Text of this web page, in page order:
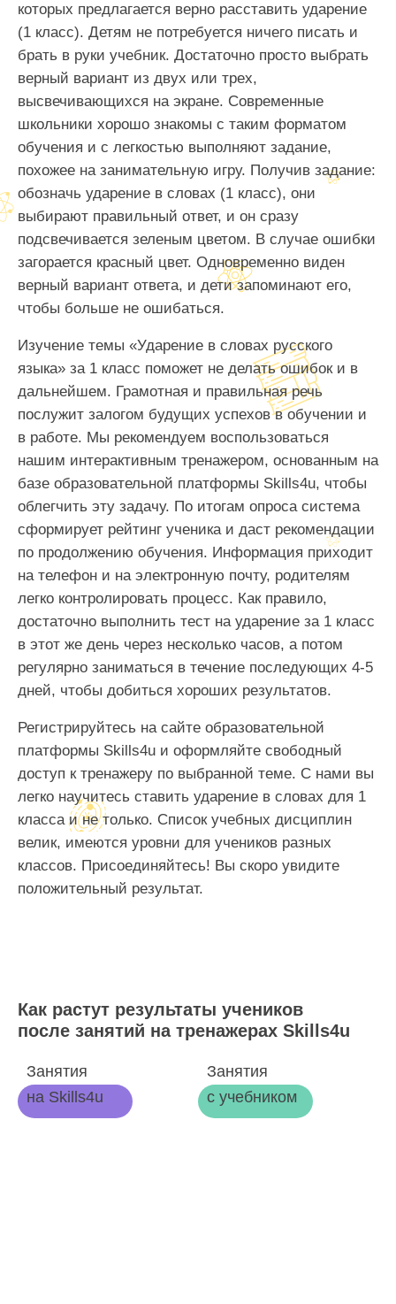
которых предлагается верно расставить ударение
(1 класс). Детям не потребуется ничего писать и
брать в руки учебник. Достаточно просто выбрать
верный вариант из двух или трех,
высвечивающихся на экране. Современные
школьники хорошо знакомы с таким форматом
обучения и с легкостью выполняют задание,
похожее на занимательную игру. Получив задание:
обозначь ударение в словах (1 класс), они
выбирают правильный ответ, и он сразу
подсвечивается зеленым цветом. В случае ошибки
загорается красный цвет. Одновременно виден
верный вариант ответа, и дети запоминают его,
чтобы больше не ошибаться.
Изучение темы «Ударение в словах русского
языка» за 1 класс поможет не делать ошибок и в
дальнейшем. Грамотная и правильная речь
послужит залогом будущих успехов в обучении и
в работе. Мы рекомендуем воспользоваться
нашим интерактивным тренажером, основанным на
базе образовательной платформы Skills4u, чтобы
облегчить эту задачу. По итогам опроса система
сформирует рейтинг ученика и даст рекомендации
по продолжению обучения. Информация приходит
на телефон и на электронную почту, родителям
легко контролировать процесс. Как правило,
достаточно выполнить тест на ударение за 1 класс
в этот же день через несколько часов, а потом
регулярно заниматься в течение последующих 4-5
дней, чтобы добиться хороших результатов.
Регистрируйтесь на сайте образовательной
платформы Skills4u и оформляйте свободный
доступ к тренажеру по выбранной теме. С нами вы
легко научитесь ставить ударение в словах для 1
класса и не только. Список учебных дисциплин
велик, имеются уровни для учеников разных
классов. Присоединяйтесь! Вы скоро увидите
положительный результат.
Как растут результаты учеников
после занятий на тренажерах Skills4u
Занятия
на Skills4u
Занятия
с учебником